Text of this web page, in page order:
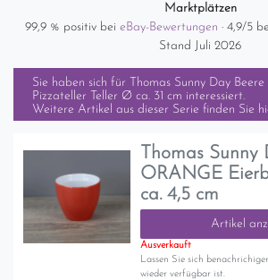
Marktplätzen
99,9 % positiv bei eBay-Bewertungen · 4,9/5
Stand Juli 2026
Sie haben sich für
Thomas Sunny Day
Pizzateller Teller Ø ca. 31 cm interessiert.
Weitere Artikel aus dieser Serie finden Sie
Thomas
ORANGE
ca. 4,5 cm
Artikel
Ausverkauft
Lassen Sie sich
wieder verfügbar ist.